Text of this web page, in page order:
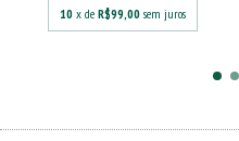
10 x deR$99,00 sem juros